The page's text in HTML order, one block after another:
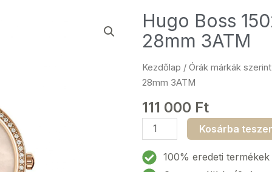
Hugo Boss
28mm 3ATM
Kezdőlap / Órák márkák szerint
28mm 3ATM
111 000 Ft
Hugo
Boss
1502556
Kosárba
100% eredeti termékek